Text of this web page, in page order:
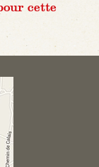
cette